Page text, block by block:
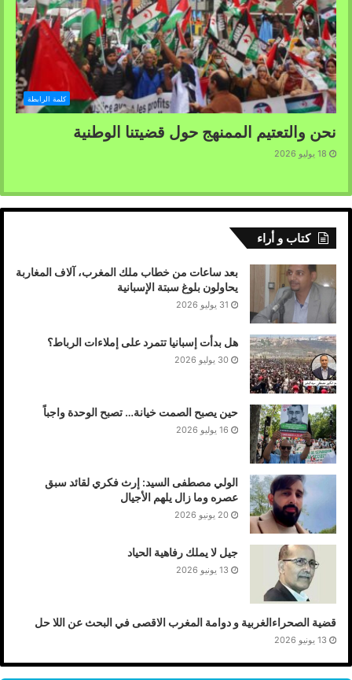
كلمة الرابطة
نحن والتعتيم الممنهج حول قضيتنا الوطنية
18 يوليو 2026
كتاب و أراء
بعد ساعات من خطاب ملك المغرب، آلاف المغاربة
يحاولون بلوغ سبتة الإسبانية
31 يوليو 2026
هل بدأت إسبانيا تتمرد على إملاءات الرباط؟
30 يوليو 2026
حين يصبح الصمت خيانة… تصبح الوحدة واجباً
16 يوليو 2026
الولي مصطفى السيد: إرث فكري لقائد سبق
عصره وما زال يلهم الأجيال
20 يونيو 2026
جيل لا يملك رفاهية الحياد
13 يونيو 2026
قضية الصحراءالغربية و دوامة المغرب الاقصى في البحث عن اللا حل
13 يونيو 2026